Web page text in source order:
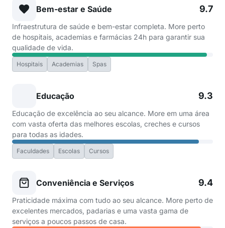
Bem-estar e Saúde 9.7
Infraestrutura de saúde e bem-estar completa. More perto
de hospitais, academias e farmácias 24h para garantir sua
qualidade de vida.
Hospitais Academias Spas
Educação 9.3
Educação de excelência ao seu alcance. More em uma área
com vasta oferta das melhores escolas, creches e cursos
para todas as idades.
Faculdades Escolas Cursos
Conveniência e Serviços 9.4
Praticidade máxima com tudo ao seu alcance. More perto de
excelentes mercados, padarias e uma vasta gama de
serviços a poucos passos de casa.